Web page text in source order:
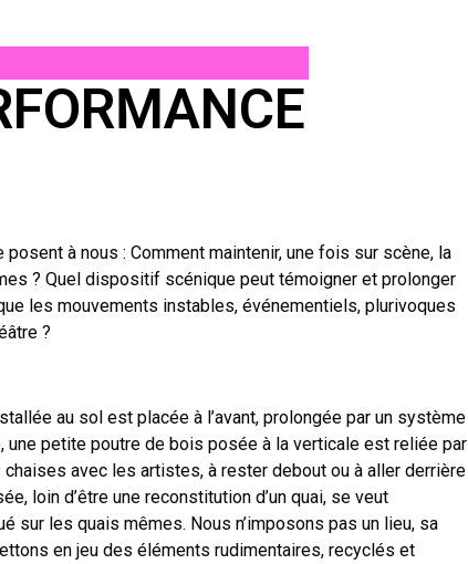
à nous : Comment maintenir, une fois sur scène, la
? Quel dispositif scénique peut témoigner et prolonger
les mouvements instables, événementiels, plurivoques
?
au sol est placée à l’avant, prolongée par un système
une petite poutre de bois posée à la verticale est reliée par
avec les artistes, à rester debout ou à aller derrière
loin d’être une reconstitution d’un quai, se veut
sur les quais mêmes. Nous n’imposons pas un lieu, sa
en jeu des éléments rudimentaires, recyclés et